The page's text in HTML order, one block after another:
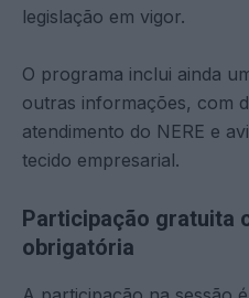
legislação em vigor.
O programa inclui ainda
outras informações, com
atendimento do NERE e
tecido empresarial.
Participação gratuita
obrigatória